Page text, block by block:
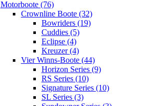
Motorboote (76)
Crownline Boote (32)
Bowriders (19)
Cuddies (5)
Eclipse (4)
Kreuzer (4)
Vier Winns-Boote (44)
Horizon Series (9)
RS Series (10)
Signature Series (10)
SL Series (3)